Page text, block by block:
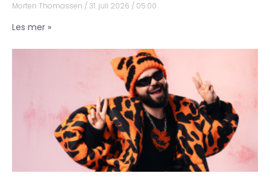
Morten Thomassen 31. juli 2026 05:00
Les mer »